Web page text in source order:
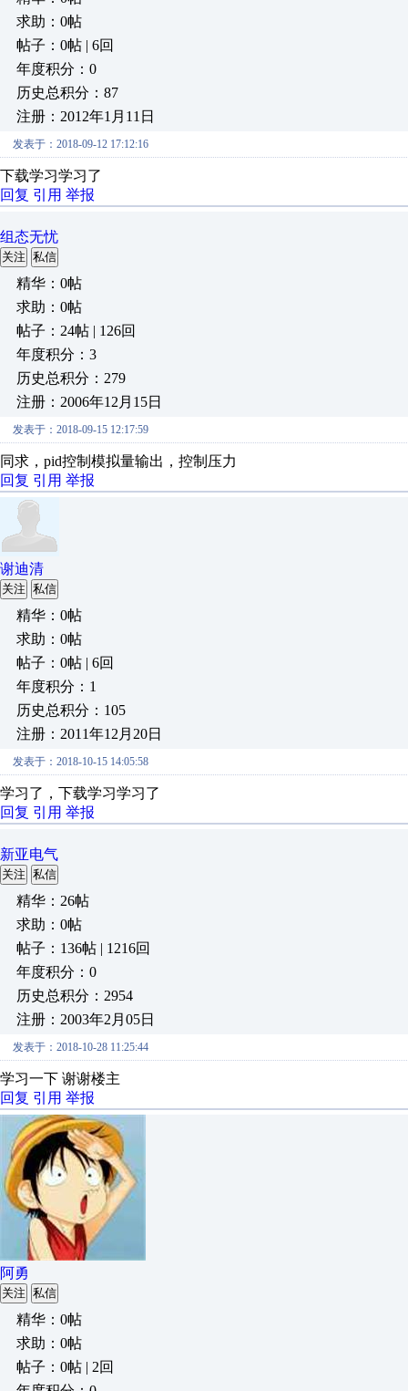
求助：0帖
帖子：0帖 | 6回
年度积分：0
历史总积分：87
注册：2012年1月11日
发表于：2018-09-12 17:12:16
下载学习学习了
回复 引用 举报
组态无忧
关注 私信
精华：0帖
求助：0帖
帖子：24帖 | 126回
年度积分：3
历史总积分：279
注册：2006年12月15日
发表于：2018-09-15 12:17:59
同求，pid控制模拟量输出，控制压力
回复 引用 举报
谢迪清
关注 私信
精华：0帖
求助：0帖
帖子：0帖 | 6回
年度积分：1
历史总积分：105
注册：2011年12月20日
发表于：2018-10-15 14:05:58
学习了，下载学习学习了
回复 引用 举报
新亚电气
关注 私信
精华：26帖
求助：0帖
帖子：136帖 | 1216回
年度积分：0
历史总积分：2954
注册：2003年2月05日
发表于：2018-10-28 11:25:44
学习一下 谢谢楼主
回复 引用 举报
阿勇
关注 私信
精华：0帖
求助：0帖
帖子：0帖 | 2回